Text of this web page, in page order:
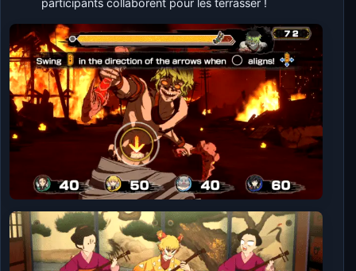
participants collaborent pour les terrasser !